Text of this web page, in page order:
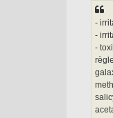
-
-
-